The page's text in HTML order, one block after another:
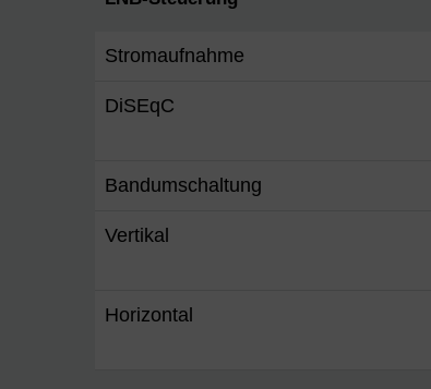
Stromaufnahme
DiSEqC
Bandumschaltung
Vertikal
Horizontal